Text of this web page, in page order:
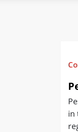
in